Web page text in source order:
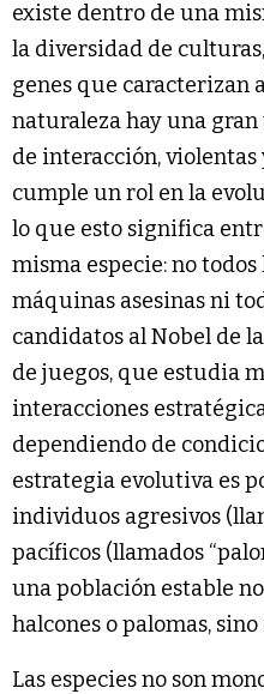
existe dentro de una
la diversidad de
genes que caracterizan
naturaleza hay una
de interacción, violentas
cumple un rol en la
lo que esto significa
misma especie: no
máquinas asesinas ni
candidatos al Nobel de
de juegos, que estudia
interacciones
dependiendo de
estrategia evolutiva es
individuos agresivos
pacíficos (llamados
una población estable
halcones o palomas,
Las especies no son